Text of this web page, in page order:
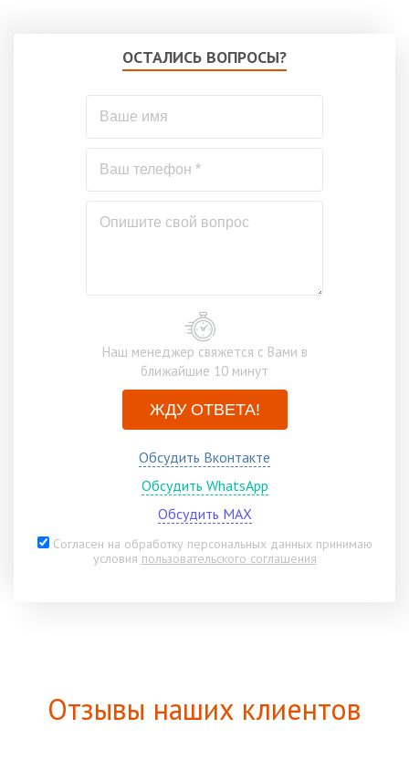
ОСТАЛИСЬ ВОПРОСЫ?
Наш менеджер свяжется с Вами в
ближайшие 10 минут
ЖДУ ОТВЕТА!
Обсудить Вконтакте
Обсудить WhatsApp
Обсудить MAX
Согласен на обработку персональных данных принимаю
условия пользовательского соглашения
Отзывы наших клиентов